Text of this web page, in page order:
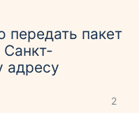
передать пакет
адресу
2